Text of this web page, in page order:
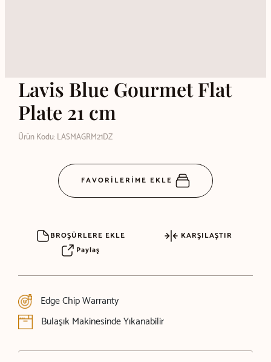
Lavis Blue Gourmet Flat
Plate 21 cm
Ürün Kodu: LASMAGRM21DZ
FAVORİLERİME EKLE
BROŞÜRLERE EKLE
KARŞILAŞTIR
Paylaş
Edge Chip Warranty
Bulaşık Makinesinde Yıkanabilir